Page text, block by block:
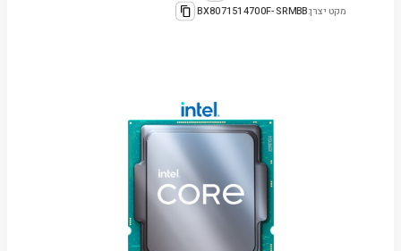
מקט יצרן:BX8071514700F-SRMBB